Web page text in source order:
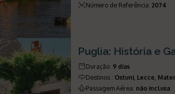
Número de Referência:2074
Puglia: História e
Duração: 9 dias
Destinos : Ostuni, Lecce,
Passagem Aérea: não inclusa